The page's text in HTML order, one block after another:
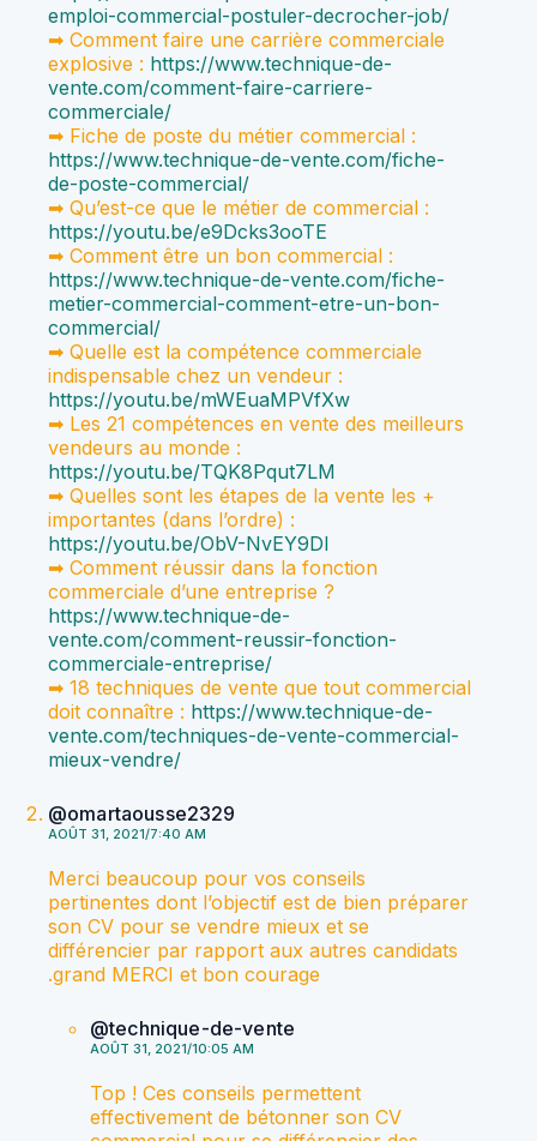
emploi-commercial-postuler-decrocher-job/
➡ Comment faire une carrière commerciale
explosive : https://www.technique-de-
vente.com/comment-faire-carriere-
commerciale/
➡ Fiche de poste du métier commercial :
https://www.technique-de-vente.com/fiche-
de-poste-commercial/
➡ Qu’est-ce que le métier de commercial :
https://youtu.be/e9Dcks3ooTE
➡ Comment être un bon commercial :
https://www.technique-de-vente.com/fiche-
metier-commercial-comment-etre-un-bon-
commercial/
➡ Quelle est la compétence commerciale
indispensable chez un vendeur :
https://youtu.be/mWEuaMPVfXw
➡ Les 21 compétences en vente des meilleurs
vendeurs au monde :
https://youtu.be/TQK8Pqut7LM
➡ Quelles sont les étapes de la vente les +
importantes (dans l’ordre) :
https://youtu.be/ObV-NvEY9DI
➡ Comment réussir dans la fonction
commerciale d’une entreprise ?
https://www.technique-de-
vente.com/comment-reussir-fonction-
commerciale-entreprise/
➡ 18 techniques de vente que tout commercial
doit connaître : https://www.technique-de-
vente.com/techniques-de-vente-commercial-
mieux-vendre/
@omartaousse2329
AOÛT 31, 2021/7:40 AM
Merci beaucoup pour vos conseils
pertinentes dont l’objectif est de bien préparer
son CV pour se vendre mieux et se
différencier par rapport aux autres candidats
.grand MERCI et bon courage
@technique-de-vente
AOÛT 31, 2021/10:05 AM
Top ! Ces conseils permettent
effectivement de bétonner son CV